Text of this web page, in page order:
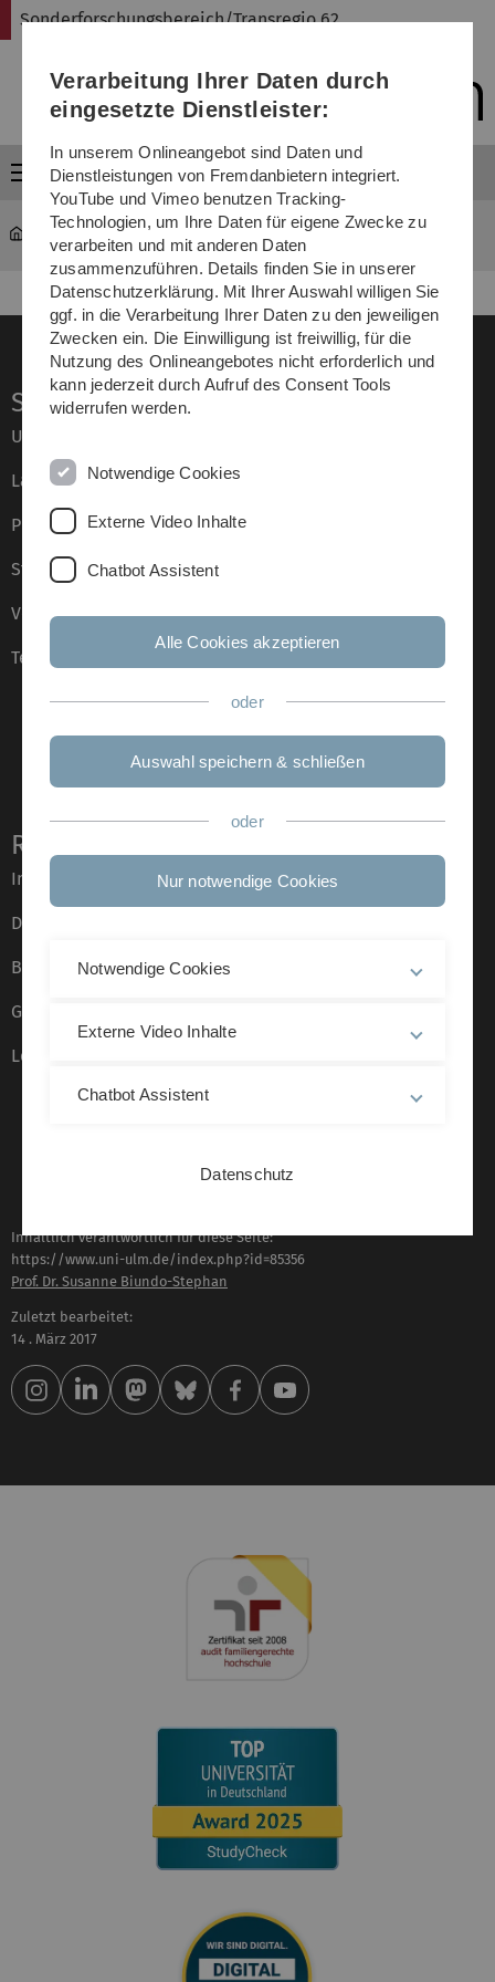
Direkt
Direkt
Direkt
(Sprache,
Drucken,
Media)
Direkt
Direkt
Sonderforschungsbereich/Transregio 62
Menü
Sonderforschungsbereich Transregio 62
Service
Universität von A–Z
Lagepläne
Presse
Stellenangebote
Veranstaltungskalender
Telefonverzeichnis
Rechtliche Hinweise
Impressum
Datenschutz
Barrierefreiheit
Gebärdensprache
Leichte Sprache
Inhaltlich verantwortlich für diese Seite:
https://www.uni-ulm.de/index.php?id=85356
Prof. Dr. Susanne Biundo-Stephan
Zuletzt bearbeitet:
14 . März 2017
Verarbeitung Ihrer Daten durch
eingesetzte Dienstleister:
In unserem Onlineangebot sind Daten und
Dienstleistungen von Fremdanbietern integriert.
YouTube und Vimeo benutzen Tracking-
Technologien, um Ihre Daten für eigene Zwecke zu
verarbeiten und mit anderen Daten
zusammenzuführen. Details finden Sie in unserer
Datenschutzerklärung. Mit Ihrer Auswahl willigen Sie
ggf. in die Verarbeitung Ihrer Daten zu den jeweiligen
Zwecken ein. Die Einwilligung ist freiwillig, für die
Nutzung des Onlineangebotes nicht erforderlich und
kann jederzeit durch Aufruf des Consent Tools
widerrufen werden.
Notwendige Cookies
Externe Video Inhalte
Chatbot Assistent
Alle Cookies akzeptieren
oder
Auswahl speichern & schließen
oder
Nur notwendige Cookies
Notwendige Cookies
Externe Video Inhalte
Chatbot Assistent
Datenschutz